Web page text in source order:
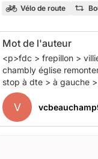
Vélo de route
Mot de l'auteur
<p>fdc > frepillon >
chambly église
stop à dte > à gauche > biard > nesles > valmondois > butry > méry > la plaine > pierrelaye > fdc .</p>
V